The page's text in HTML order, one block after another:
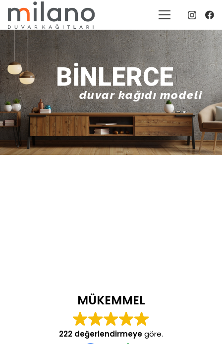
BINLERCE
duvar kağıdı modeli
MÜKEMMEL
222 değerlendirmeyegöre.